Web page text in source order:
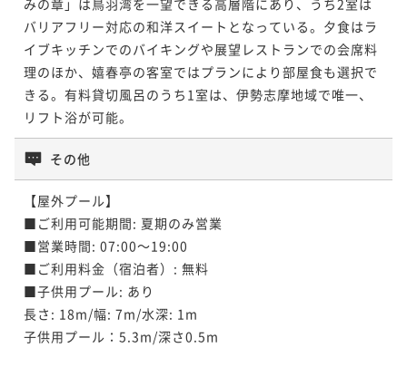
バリアフリー対応の和洋スイートとなっている。夕食はラ
イブキッチンでのバイキングや展望レストランでの会席料
理のほか、嬉春亭の客室ではプランにより部屋食も選択で
きる。有料貸切風呂のうち1室は、伊勢志摩地域で唯一、
リフト浴が可能。
その他
【屋外プール】
■ご利用可能期間: 夏期のみ営業
■営業時間: 07:00～19:00
■ご利用料金（宿泊者）: 無料
■子供用プール: あり
長さ: 18m/幅: 7m/水深: 1m
子供用プール：5.3m/深さ0.5m